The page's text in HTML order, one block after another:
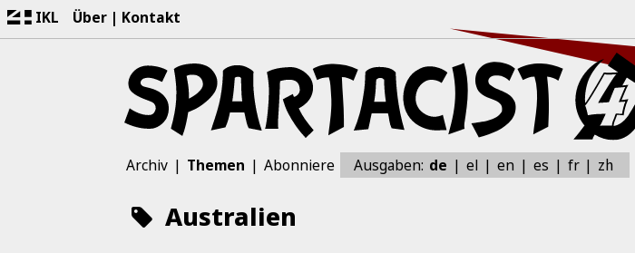
IKL Über Kontakt
Archiv Themen Abonniere Ausgaben: de el en es fr zh
Australien